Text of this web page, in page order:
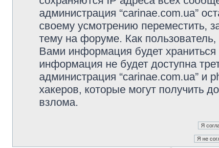
администрация “carinae.com.ua”
своему усмотрению переместить,
тему на форуме. Как
Вами информация будет
информация не будет доступна
администрация “carinae.com.ua” и
хакеров, которые могут получить
взлома.